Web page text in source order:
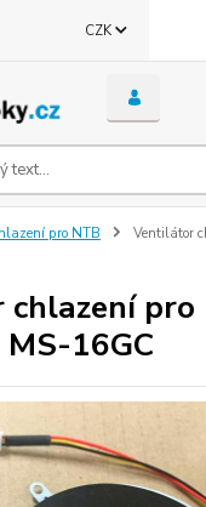
CZK
pro NTB
Ventilátor
pro
16GC